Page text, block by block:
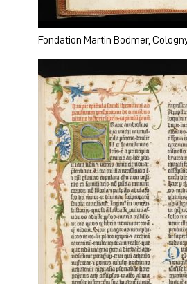
Fondation Martin Bodmer,